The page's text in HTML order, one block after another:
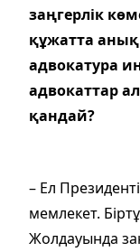
заңгерлік
құжатта анық
адвокатура
адвокаттар
қандай?
– Ел
мемлекет.
Жолдауында